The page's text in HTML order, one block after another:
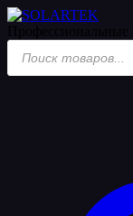
Поиск
товаров